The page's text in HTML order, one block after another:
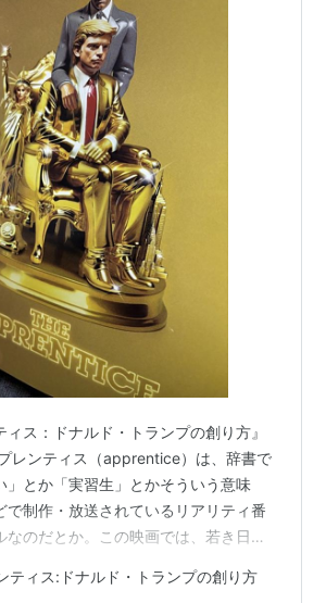
ス：ドナルド・トランプの創り方』
レンティス（apprentice）は、辞書で
」とか「実習生」とかそういう意味
で制作・放送されているリアリティ番
なのだとか。この映画では、若き日の
イコーンの物語が描かれている。 勝つ
ティス:ドナルド・トランプの創り方